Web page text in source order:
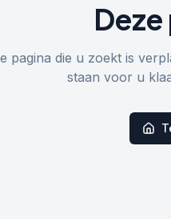
pagina die u zoekt is
staan voor u